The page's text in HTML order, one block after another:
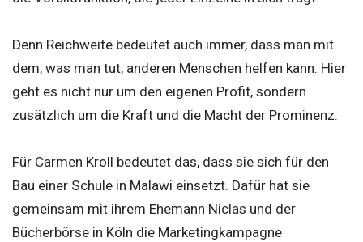
Denn Reichweite bedeutet auch immer, dass man mit
dem, was man tut, anderen Menschen helfen kann. Hier
geht es nicht nur um den eigenen Profit, sondern
zusätzlich um die Kraft und die Macht der Prominenz.
Für Carmen Kroll bedeutet das, dass sie sich für den
Bau einer Schule in Malawi einsetzt. Dafür hat sie
gemeinsam mit ihrem Ehemann Niclas und der
Bücherbörse in Köln die Marketingkampagne